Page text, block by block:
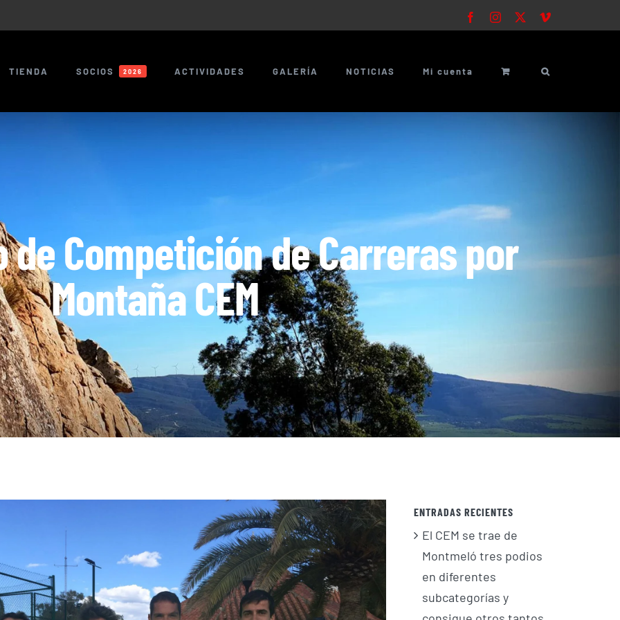
FacebookInstagram Vimeo
TIENDA SOCIOS 2026 ACTIVIDADES GALERÍA NOTICIAS Mi cuenta
de Competición de Carreras por
Montaña CEM
ENTRADAS RECIENTES
El CEM se trae de
Montmeló tres podios
en diferentes
subcategorías y